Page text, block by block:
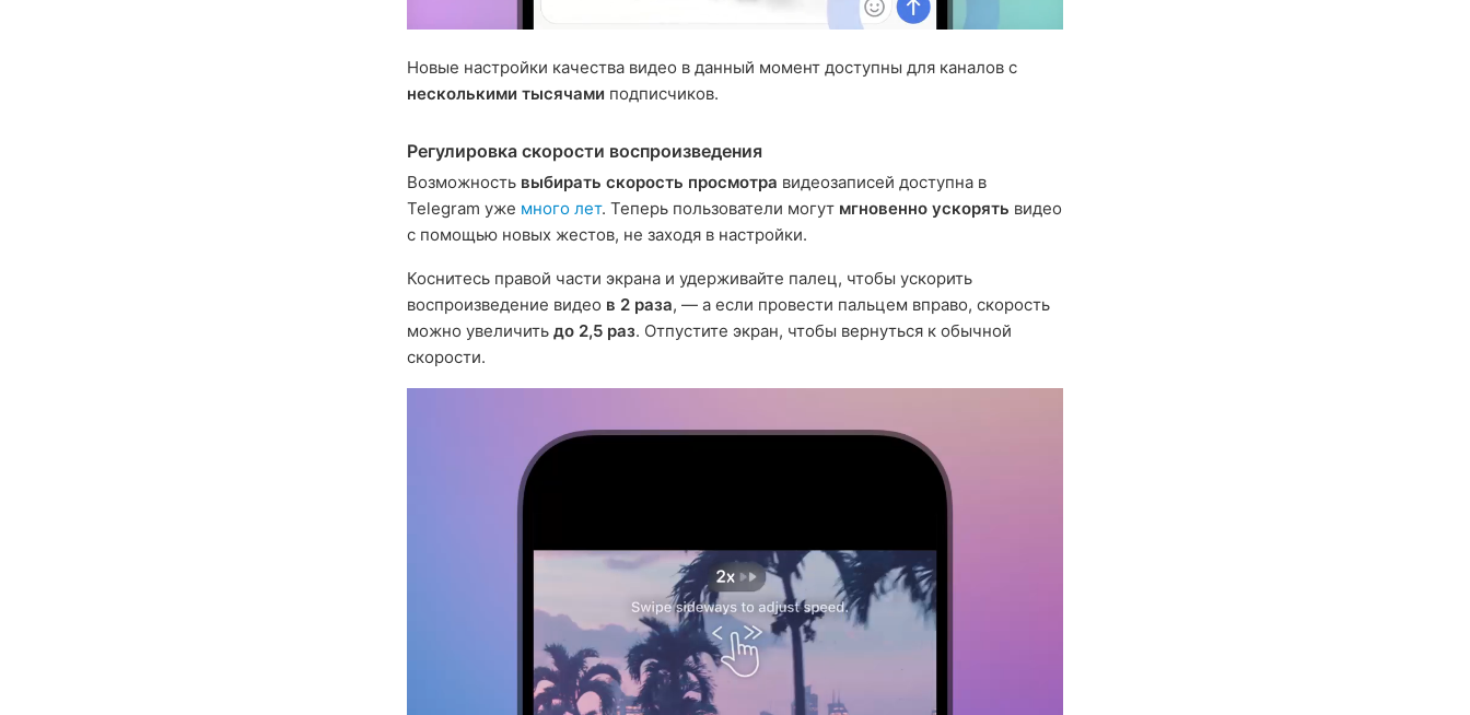
Новые настройки качества видео в данный момент доступны для каналов с
несколькими тысячами подписчиков.
Регулировка скорости воспроизведения
Возможность выбирать скорость просмотра видеозаписей доступна в
Telegram уже много лет. Теперь пользователи могут мгновенно ускорять видео
с помощью новых жестов, не заходя в настройки.
Коснитесь правой части экрана и удерживайте палец, чтобы ускорить
воспроизведение видео в 2 раза, — а если провести пальцем вправо, скорость
можно увеличить до 2,5 раз. Отпустите экран, чтобы вернуться к обычной
скорости.